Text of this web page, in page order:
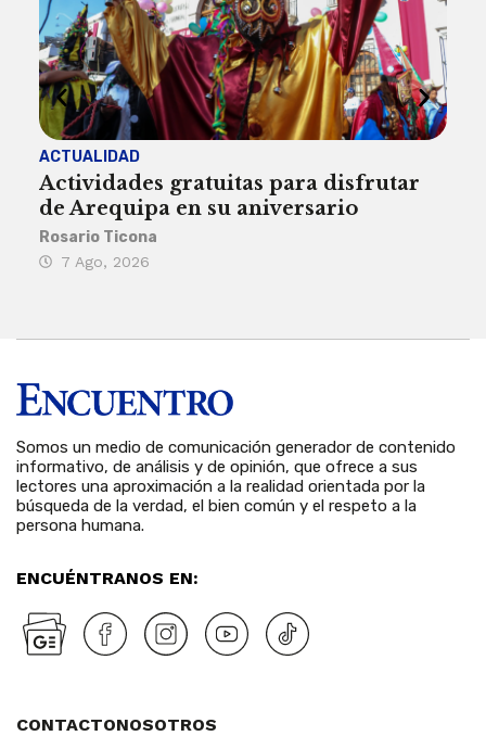
ACTUALIDAD
Actividades gratuitas para disfrutar
de Arequipa en su aniversario
Rosario Ticona
7 Ago, 2026
Somos un medio de comunicación generador de contenido
informativo, de análisis y de opinión, que ofrece a sus
lectores una aproximación a la realidad orientada por la
búsqueda de la verdad, el bien común y el respeto a la
persona humana.
ENCUÉNTRANOS EN:
CONTACTONOSOTROS